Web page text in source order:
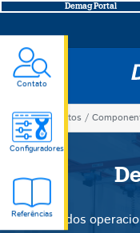
Demag Portal
You
are
here
Produtos
Contato
Configuradores
Referências
Demag
Apps
Dados